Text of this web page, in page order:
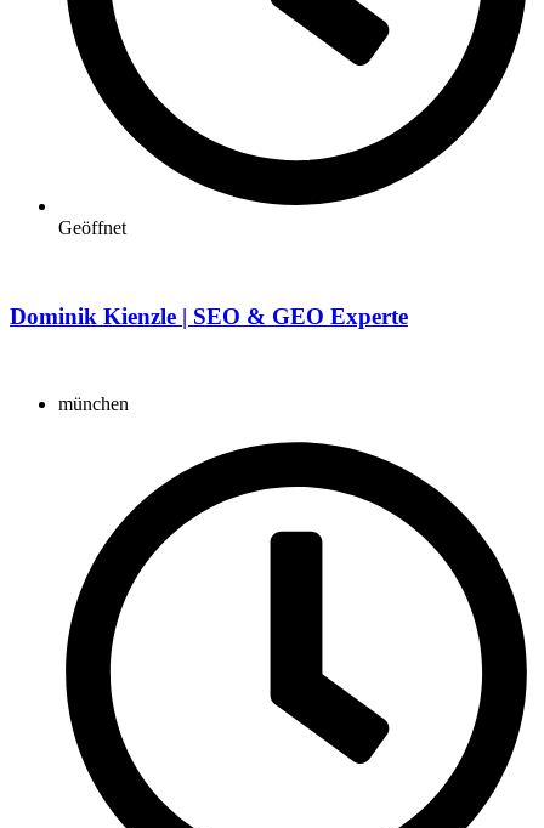
Geöffnet
Dominik Kienzle | SEO & GEO Experte
münchen